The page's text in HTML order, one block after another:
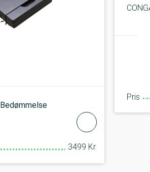
Bedømmelse
3499 Kr.
Pris